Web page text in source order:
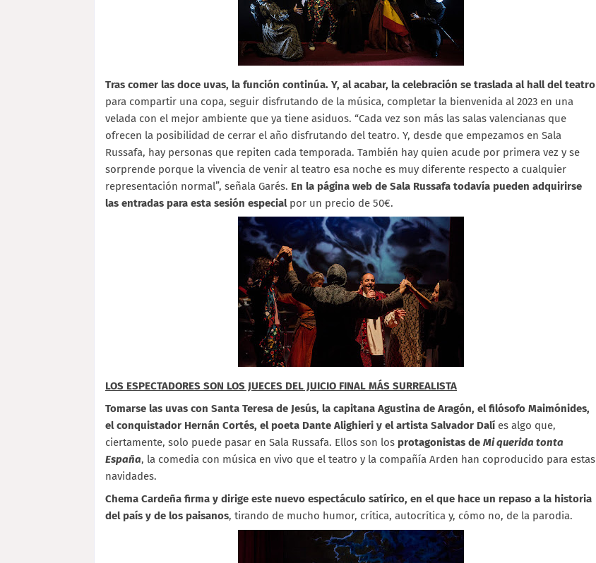
Tras comer las doce uvas, la función continúa. Y, al acabar, la celebración se traslada al hall del teatro
para compartir una copa, seguir disfrutando de la música, completar la bienvenida al 2023 en una
velada con el mejor ambiente que ya tiene asiduos. “Cada vez son más las salas valencianas que
ofrecen la posibilidad de cerrar el año disfrutando del teatro. Y, desde que empezamos en Sala
Russafa, hay personas que repiten cada temporada. También hay quien acude por primera vez y se
sorprende porque la vivencia de venir al teatro esa noche es muy diferente respecto a cualquier
representación normal”, señala Garés. En la página web de Sala Russafa todavía pueden adquirirse
las entradas para esta sesión especial por un precio de 50€.
LOS ESPECTADORES SON LOS JUECES DEL JUICIO FINAL MÁS SURREALISTA
Tomarse las uvas con Santa Teresa de Jesús, la capitana Agustina de Aragón, el filósofo Maimónides,
el conquistador Hernán Cortés, el poeta Dante Alighieri y el artista Salvador Dalí es algo que,
ciertamente, solo puede pasar en Sala Russafa. Ellos son los protagonistas de Mi querida tonta
España, la comedia con música en vivo que el teatro y la compañía Arden han coproducido para estas
navidades.
Chema Cardeña firma y dirige este nuevo espectáculo satírico, en el que hace un repaso a la historia
del país y de los paisanos, tirando de mucho humor, crítica, autocrítica y, cómo no, de la parodia.